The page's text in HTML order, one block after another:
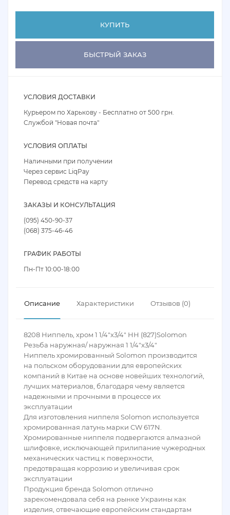
КУПИТЬ
БЫСТРЫЙ ЗАКАЗ
УСЛОВИЯ ДОСТАВКИ
Курьером по Харькову - Бесплатно от 500 грн.
Службой "Новая почта"
УСЛОВИЯ ОПЛАТЫ
Наличными при получении
Через сервис LiqPay
Перевод средств на карту
ЗАКАЗЫ И КОНСУЛЬТАЦИЯ
(095) 450-90-37
(068) 375-46-46
ГРАФИК РАБОТЫ
Пн-Пт 10:00-18:00
Описание Характеристики Отзывов (0)
8208 Ниппель, хром 1 1/4"x3/4" НН (827)Solomon
Резьба наружная/ наружная 1 1/4"x3/4"
Ниппель хромированный Solomon производится
на польском оборудовании для европейских
компаний в Китае на основе новейших технологий,
лучших материалов, благодаря чему является
надежными и прочными в процессе их
эксплуатации
Для изготовления ниппеля Solomon используется
хромированная латунь марки CW 617N.
Хромированные ниппеля подвергаются алмазной
шлифовке, исключающей прилипание чужеродных
механических частиц к поверхности,
предотвращая коррозию и увеличивая срок
эксплуатации
Продукция бренда Solomon отлично
зарекомендовала себя на рынке Украины как
изделия, отвечающие европейским стандартам